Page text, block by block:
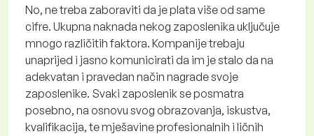
No, ne treba zaboraviti da je plata više od same
cifre. Ukupna naknada nekog zaposlenika uključuje
mnogo različitih faktora. Kompanije trebaju
unaprijed i jasno komunicirati da im je stalo da na
adekvatan i pravedan način nagrade svoje
zaposlenike. Svaki zaposlenik se posmatra
posebno, na osnovu svog obrazovanja, iskustva,
kvalifikacija, te mješavine profesionalnih i ličnih